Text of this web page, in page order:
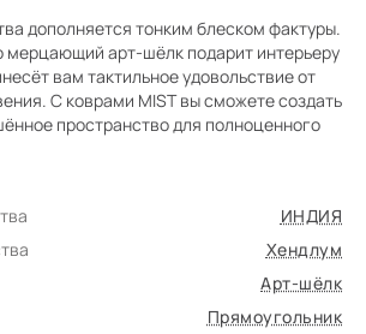
дополняется тонким блеском фактуры.
мерцающий арт-шёлк подарит интерьеру
вам тактильное удовольствие от
С коврами MIST вы сможете создать
пространство для полноценного
ИНДИЯ
Хендлум
Арт-шёлк
Прямоугольник